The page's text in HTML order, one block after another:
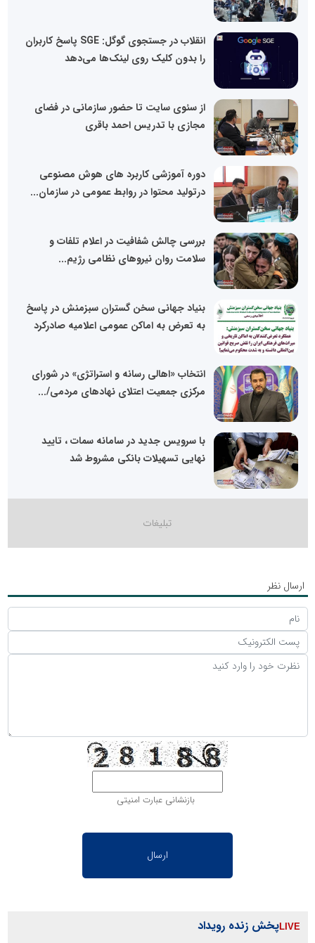
انقلاب در جستجوی گوگل: SGE پاسخ کاربران
را بدون کلیک روی لینک‌ها می‌دهد
از سئوی سایت تا حضور سازمانی در فضای
مجازی با تدریس احمد باقری
دوره آموزشی کاربرد های هوش مصنوعی
درتولید محتوا در روابط عمومی در سازمان...
بررسی چالش شفافیت در اعلام تلفات و
سلامت روان نیروهای نظامی رژیم...
بنیاد جهانی سخن گستران سبزمنش در پاسخ
به تعرض به اماکن عمومی اعلامیه صادرکرد
انتخاب «اهالی رسانه و استراتژی» در شورای
مرکزی جمعیت اعتلای نهادهای مردمی/...
با سرویس جدید در سامانه سمات ، تایید
نهایی تسهیلات بانکی مشروط شد
ارسال نظر
بازنشانی عبارت امنیتی
پخش زنده رویداد